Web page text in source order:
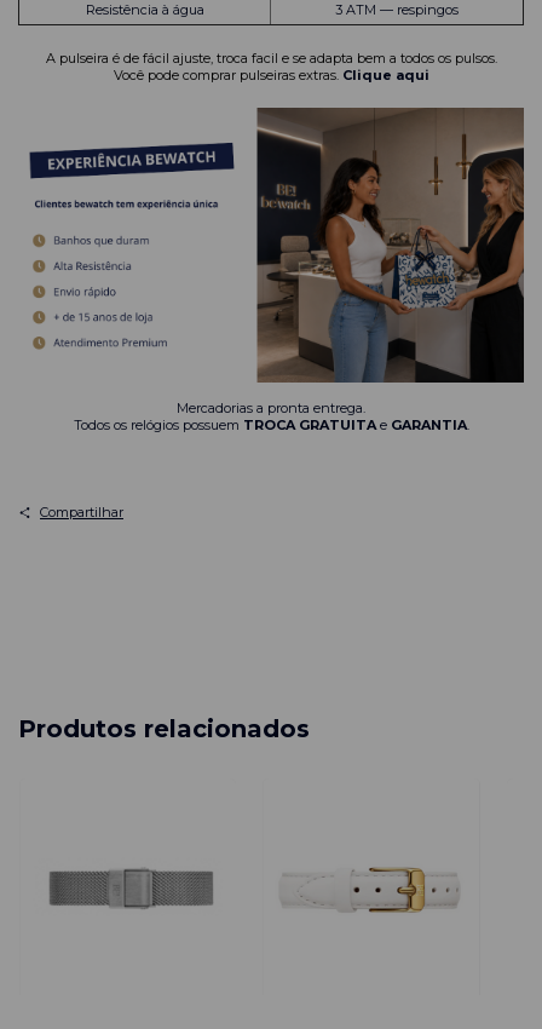
Resistência à água
3 ATM — respingos
A pulseira é de fácil ajuste, troca facil e se adapta bem a todos os pulsos.
Você pode comprar pulseiras extras. Clique aqui
Mercadorias a pronta entrega.
Todos os relógios possuem TROCA GRATUITAe GARANTIA.
Compartilhar
Produtos relacionados